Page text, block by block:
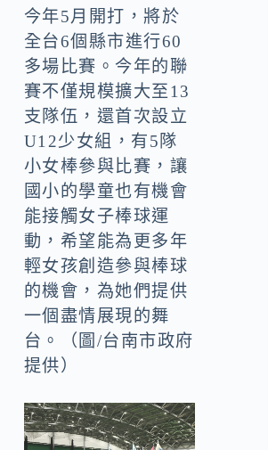
今年5月開打，將於
全台6個縣市進行60
多場比賽。今年的聯
賽不僅規模擴大至13
支隊伍，還首次設立
U12少女組，有5隊
小女棒參與比賽，讓
國小的學童也有機會
能接觸女子棒球運
動，希望能為更多年
輕女孩創造參與棒球
的機會，為她們提供
一個盡情展現的舞
台。（圖/台南市政府
提供）